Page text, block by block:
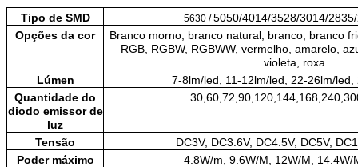
Tipo de SMD 5630 /5050/4014/3528/3014/
Opções da cor
Branco morno, branco natural, branco, branco
RGB, RGBW, RGBWW, vermelho, amarelo,
violeta, roxa
Lúmen
7-8lm/led, 11-12lm/led, 22-26lm/led
Quantidade do
diodo emissor de
luz
Tensão DC3V, DC3.6V, DC4.5V, DC5V,
Poder máximo
4.8W/m, 9.6W/M, 12W/M, 14.4W/